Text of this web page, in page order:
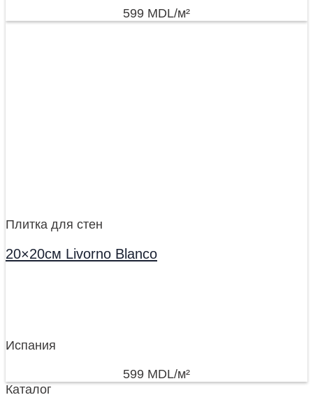
599 MDL/м²
Плитка для стен
20×20см Livorno Blanco
Испания
599 MDL/м²
Каталог